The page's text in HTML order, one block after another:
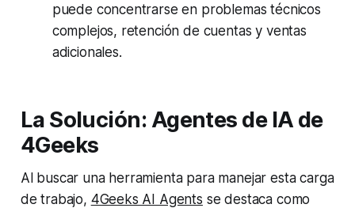
puede concentrarse en problemas técnicos
complejos, retención de cuentas y ventas
adicionales.
La Solución: Agentes de IA de
4Geeks
Al buscar una herramienta para manejar esta carga
de trabajo, 4Geeks AI Agents se destaca como